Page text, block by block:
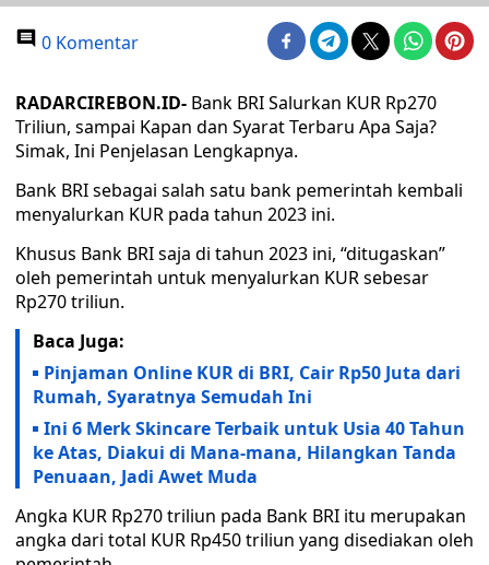
0 Komentar
RADARCIREBON.ID- Bank BRI Salurkan KUR Rp270
Triliun, sampai Kapan dan Syarat Terbaru Apa Saja?
Simak, Ini Penjelasan Lengkapnya.
Bank BRI sebagai salah satu bank pemerintah kembali
menyalurkan KUR pada tahun 2023 ini.
Khusus Bank BRI saja di tahun 2023 ini, “ditugaskan”
oleh pemerintah untuk menyalurkan KUR sebesar
Rp270 triliun.
Baca Juga:
Pinjaman Online KUR di BRI, Cair Rp50 Juta dari
Rumah, Syaratnya Semudah Ini
Ini 6 Merk Skincare Terbaik untuk Usia 40 Tahun
ke Atas, Diakui di Mana-mana, Hilangkan Tanda
Penuaan, Jadi Awet Muda
Angka KUR Rp270 triliun pada Bank BRI itu merupakan
angka dari total KUR Rp450 triliun yang disediakan oleh